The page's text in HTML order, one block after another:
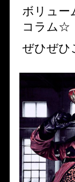
ボリュー
コラム☆
ぜひぜひ